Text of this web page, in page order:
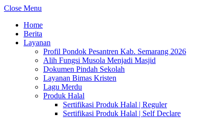
Close Menu
Home
Berita
Layanan
Profil Pondok Pesantren Kab. Semarang 2026
Alih Fungsi Musola Menjadi Masjid
Dokumen Pindah Sekolah
Layanan Bimas Kristen
Lagu Merdu
Produk Halal
Sertifikasi Produk Halal | Reguler
Sertifikasi Produk Halal | Self Declare